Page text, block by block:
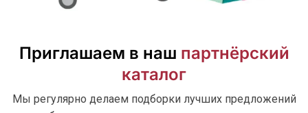
Приглашаем в наш партнёрский
каталог
Мы регулярно делаем подборки лучших предложений